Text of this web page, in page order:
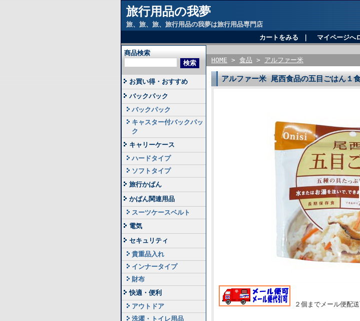
旅行用品の我夢
旅、旅、旅、旅行用品の我夢は旅行用品専門店
カートをみる
マイページへ
商品検索
お買い得・おすすめ
バックパック
バックパック
キャスター付バックパッ
ク
キャリーケース
ハードタイプ
ソフトタイプ
旅行かばん
かばん関連用品
スーツケースベルト
電気
セキュリティ
貴重品入れ
インナータイプ
財布
快適・便利
アウトドア
洗濯・トイレ用品
HOME > 食品 > アルファー米
アルファー米 尾西食品の五目ごはん１
２個までメール便配